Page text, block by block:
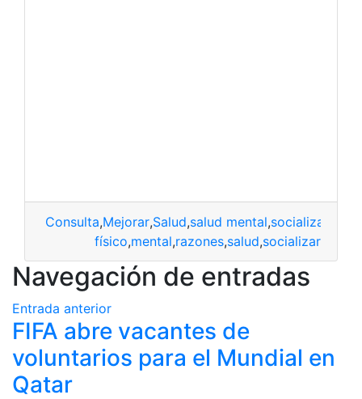
Consulta,Mejorar,Salud,salud mental,socializar
físico,mental,razones,salud,socializar
Navegación de entradas
Entrada anterior
FIFA abre vacantes de
voluntarios para el Mundial en
Qatar